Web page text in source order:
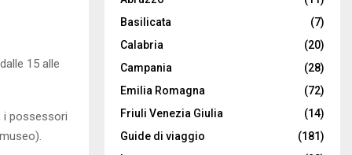
15 alle
i possessori
Basilicata
(7)
Calabria
(20)
Campania
(28)
Emilia Romagna
(72)
Friuli Venezia Giulia
(14)
Guide di viaggio
(181)